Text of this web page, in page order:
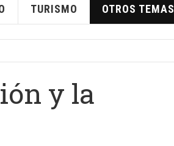
TURISMO OTROS TEMAS
y la